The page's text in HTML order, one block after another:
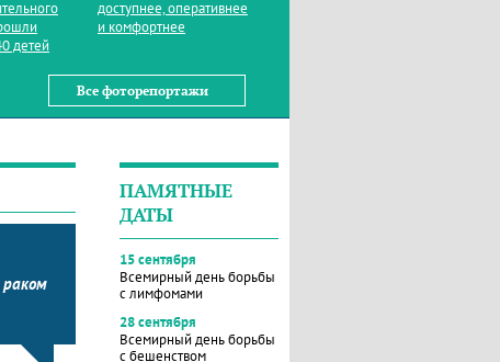
детей
доступнее, оперативнее
и комфортнее
Все фоторепортажи
раком
ПАМЯТНЫЕ
ДАТЫ
15 сентября
Всемирный день борьбы
с лимфомами
28 сентября
Всемирный день борьбы
с бешенством